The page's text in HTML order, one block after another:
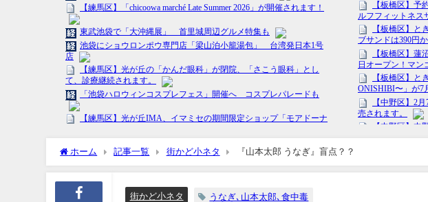
ホーム 記事一覧 街かど小ネタ 『山本太郎 うなぎ』盲点？？
街かど小ネタ うなぎ､山本太郎､食中毒